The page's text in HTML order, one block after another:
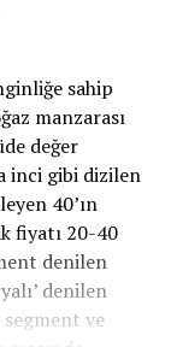
sahip
manzarası
değer
inci gibi dizilen
40’ın
fiyatı 20-40
denilen
denilen
ve